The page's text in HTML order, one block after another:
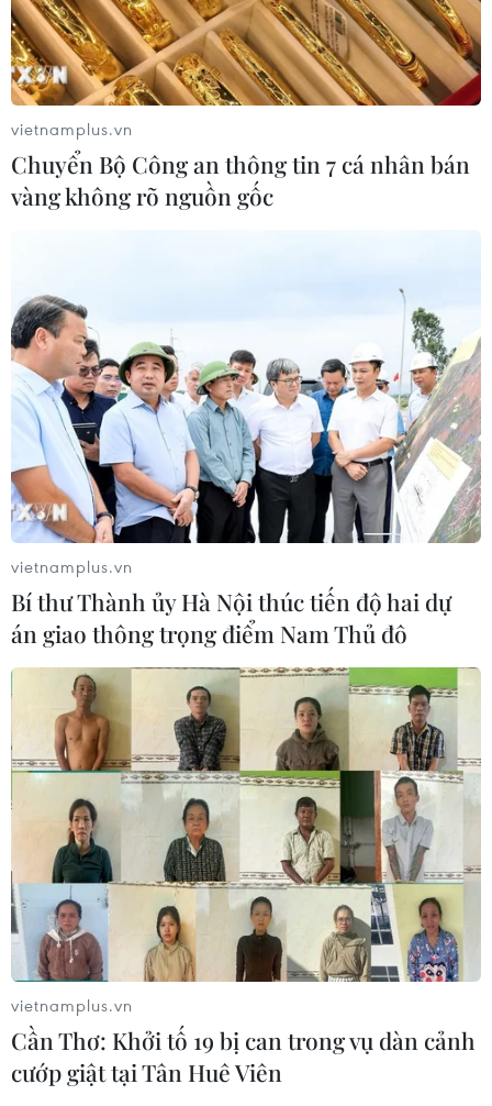
TIN CÙNG CHUYÊN MỤC
Đội tuyển Việt Nam đối đầu Malaysia
tại bán kết ASEAN Cup 2026
08/08/2026 15:53
vietnamplus.vn
Chuyển Bộ Công an thông tin 7 cá nhân bán
vàng không rõ nguồn gốc
vietnamplus.vn
Bí thư Thành ủy Hà Nội thúc tiến độ hai dự
án giao thông trọng điểm Nam Thủ đô
vietnamplus.vn
Cần Thơ: Khởi tố 19 bị can trong vụ dàn cảnh
cướp giật tại Tân Huê Viên